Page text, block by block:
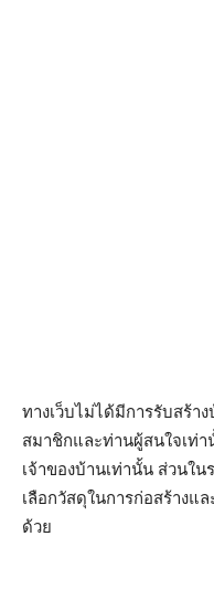
ทางเว็บไม่ได้มีการรับสร้า
สมาชิกและท่านผู้สนใจเท่า
เจ้าของบ้านเท่านั้น ส่วนใ
เลือกวัสดุในการก่อสร้างแ
ด้วย